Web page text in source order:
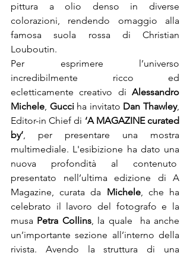
pittura a olio denso in diverse
colorazioni, rendendo omaggio alla
famosa suola rossa di Christian
Louboutin.
Per esprimere l’universo
incredibilmente ricco ed
ecletticamente creativo di Alessandro
Michele, Gucci ha invitato Dan Thawley,
Editor-in Chief di ‘A MAGAZINE curated
by’, per presentare una mostra
multimediale. L'esibizione ha dato una
nuova profondità al contenuto
presentato nell’ultima edizione di A
Magazine, curata da Michele, che ha
celebrato il lavoro del fotografo e la
musa Petra Collins, la quale  ha anche
un’importante sezione all’interno della
rivista. Avendo la struttura di una